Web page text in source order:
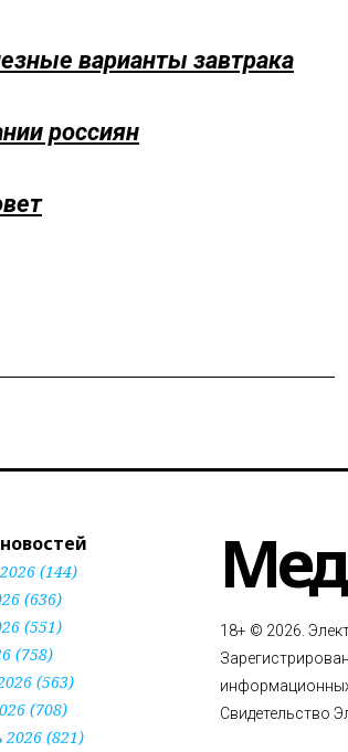
варианты завтрака
россиян
(144)
(636)
(551)
(758)
(563)
(708)
2026 (821)
18+ © 2026.
Свидетельство